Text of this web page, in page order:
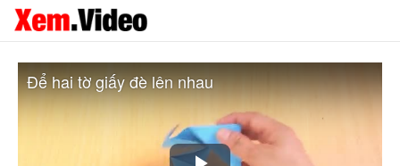
Để hai tờ giấy đè lên nhau